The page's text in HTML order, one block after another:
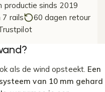
productie sinds 2019
7 rails
60 dagen retour
als de wind opsteekt. Een
van 10 mm gehard